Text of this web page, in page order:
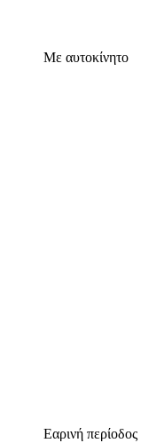
Με αυτοκίνητο
Εαρινή περίοδος